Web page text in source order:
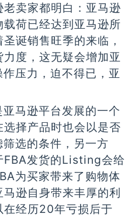
卖家都明白：亚马逊
荷已经达到亚马逊所
诞销售旺季的来临，
度，这无疑会增加亚
压力，迫不得已，亚
马逊平台发展的一个
择产品时也会以是否
选的条件，另一方
FBA发货的Listing会给
为买家带来了购物体
逊自身带来丰厚的利
在经历20年亏损后于